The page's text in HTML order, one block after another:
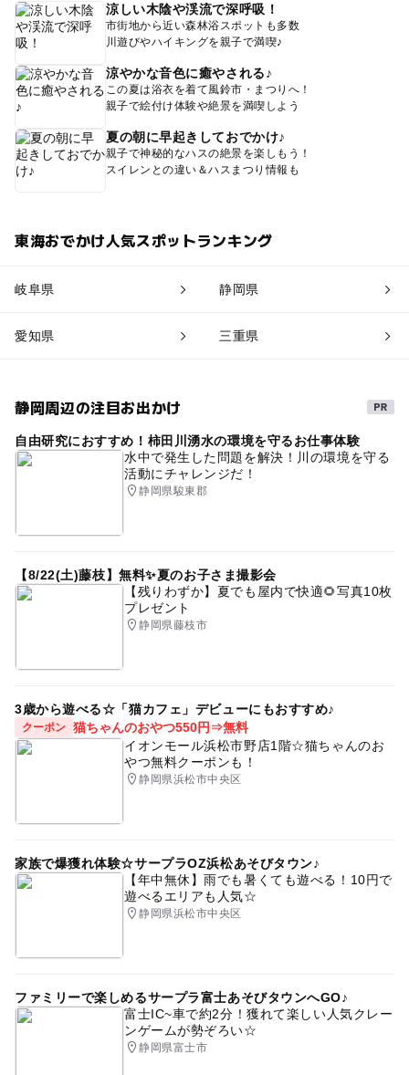
涼しい木陰や渓流で深呼吸！
市街地から近い森林浴スポットも多数
川遊びやハイキングを親子で満喫♪
涼やかな音色に癒やされる♪
この夏は浴衣を着て風鈴市・まつりへ！
親子で絵付け体験や絶景を満喫しよう
夏の朝に早起きしておでかけ♪
親子で神秘的なハスの絶景を楽しもう！
スイレンとの違い＆ハスまつり情報も
東海おでかけ人気スポットランキング
岐阜県 静岡県
愛知県 三重県
静岡周辺の注目お出かけ
自由研究におすすめ！柿田川湧水の環境を守るお仕事体験
水中で発生した問題を解決！川の環境を守る
活動にチャレンジだ！
静岡県駿東郡
【8/22(土)藤枝】無料✨夏のお子さま撮影会
【残りわずか】夏でも屋内で快適🌻写真10枚
プレゼント
静岡県藤枝市
3歳から遊べる☆「猫カフェ」デビューにもおすすめ♪
クーポン 猫ちゃんのおやつ550円⇒無料
イオンモール浜松市野店1階☆猫ちゃんのお
やつ無料クーポンも！
静岡県浜松市中央区
家族で爆獲れ体験☆サープラOZ浜松あそびタウン♪
【年中無休】雨でも暑くても遊べる！10円で
遊べるエリアも人気☆
静岡県浜松市中央区
ファミリーで楽しめるサープラ富士あそびタウンへGO♪
富士IC~車で約2分！獲れて楽しい人気クレー
ンゲームが勢ぞろい☆
静岡県富士市